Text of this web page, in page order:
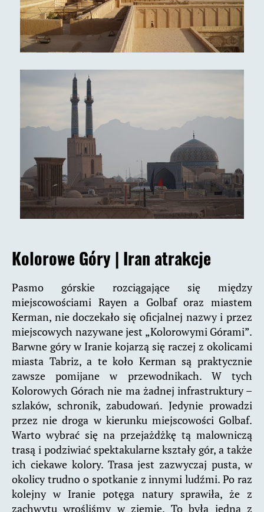
Kolorowe Góry| Iran atrakcje
Pasmo górskie rozciągające się między
miejscowościami Rayen a Golbaf oraz miastem
Kerman, nie doczekało się oficjalnej nazwy i przez
miejscowych nazywane jest „Kolorowymi Górami”.
Barwne góry w Iranie kojarzą się raczej z okolicami
miasta Tabriz, a te koło Kerman są praktycznie
zawsze pomijane w przewodnikach. W tych
Kolorowych Górach nie ma żadnej infrastruktury –
szlaków, schronik, zabudowań. Jedynie prowadzi
przez nie droga w kierunku miejscowości Golbaf.
Warto wybrać się na przejażdżkę tą malowniczą
trasą i podziwiać spektakularne kształy gór, a także
ich ciekawe kolory. Trasa jest zazwyczaj pusta, w
okolicy trudno o spotkanie z innymi ludźmi. Po raz
kolejny w Iranie potęga natury sprawiła, że z
zachwytu wrośliśmy w ziemię. To była jedna z